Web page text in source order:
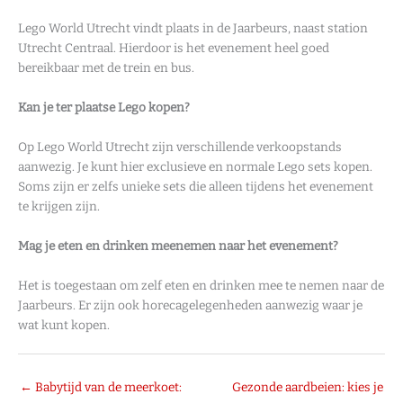
Lego World Utrecht vindt plaats in de Jaarbeurs, naast station
Utrecht Centraal. Hierdoor is het evenement heel goed
bereikbaar met de trein en bus.
Kan je ter plaatse Lego kopen?
Op Lego World Utrecht zijn verschillende verkoopstands
aanwezig. Je kunt hier exclusieve en normale Lego sets kopen.
Soms zijn er zelfs unieke sets die alleen tijdens het evenement
te krijgen zijn.
Mag je eten en drinken meenemen naar het evenement?
Het is toegestaan om zelf eten en drinken mee te nemen naar de
Jaarbeurs. Er zijn ook horecagelegenheden aanwezig waar je
wat kunt kopen.
← Babytijd van de meerkoet:
Gezonde aardbeien: kies je